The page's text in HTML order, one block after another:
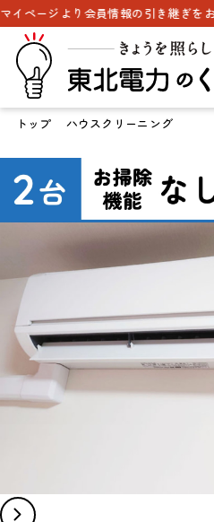
情報の引き継ぎをお願いいたします。
トップ ハウスクリーニング